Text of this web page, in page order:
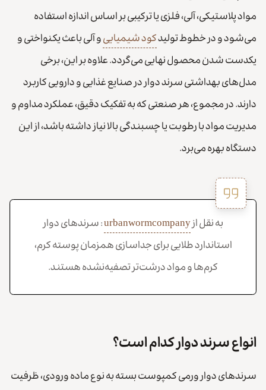
مواد پلاستیکی، آلی، فلزی یا ترکیبی بر اساس اندازه استفاده
می‌شود و در خطوط تولیدکود شیمیاییو آلی باعث یکنواختی و
یکدست شدن محصول نهایی می‌گردد. علاوه‌ بر این، برخی
مدل‌های بهداشتی سرند دوار در صنایع غذایی و دارویی کاربرد
دارند. در مجموع، هر صنعتی که به تفکیک دقیق، عملکرد مداوم و
مدیریت مواد با رطوبت یا چسبندگی بالا نیاز داشته باشد، از این
دستگاه بهره می‌برد.
به نقل ازurbanwormcompany: سرندهای دوار
استاندارد طلایی برای جداسازی همزمان پوسته کرم،
کرم‌ها و مواد درشت‌تر تصفیه‌نشده هستند.
انواع سرند دوار کدام است؟
سرندهای دوار ورمی کمپوست بسته به نوع ماده ورودی، ظرفیت